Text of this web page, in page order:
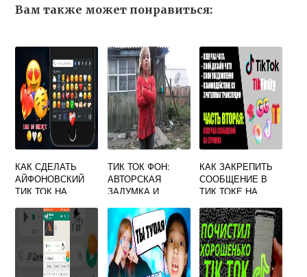
Вам также может понравиться:
КАК СДЕЛАТЬ
АЙФОНОВСКИЙ
ТИК ТОК НА
ТИК ТОК ФОН:
АВТОРСКАЯ
ЗАДУМКА И
РЕАЛИЗАЦИИ
КАК ЗАКРЕПИТЬ
СООБЩЕНИЕ В
ТИК ТОКЕ НА